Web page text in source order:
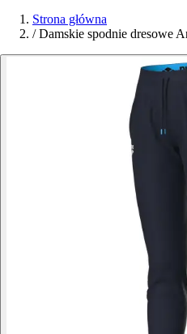
Strona główna
/ Damskie spodnie dresowe